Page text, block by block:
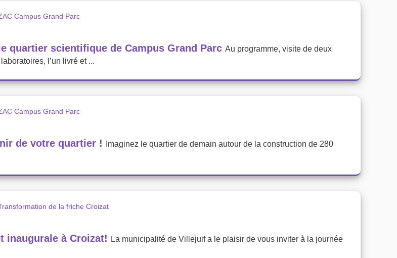
Campus Grand Parc
quartier scientifique de Campus Grand Parc Au programme, visite de deux
l’un livré et ...
Campus Grand Parc
de votre quartier !
Imaginez le quartier de demain autour de la construction de 280
de la friche Croizat
inaugurale à Croizat!
La municipalité de Villejuif a le plaisir de vous inviter à la journée